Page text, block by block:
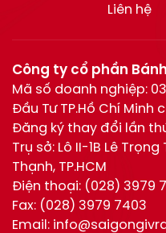
Liên hệ
Công ty cổ phần
Mã số doanh nghiệp:
Đầu Tư TP.Hồ Chí Minh
Đăng ký thay đổi lần
Trụ sở: Lô II-1B Lê Trọng
Thạnh, TP.HCM
Điện thoại: (028) 3979
Fax: (028) 3979 7403
Email: